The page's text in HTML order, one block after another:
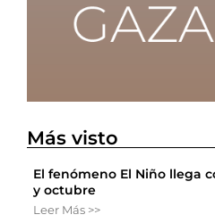
Más visto
El fenómeno El Niño llega
y octubre
Leer Más >>